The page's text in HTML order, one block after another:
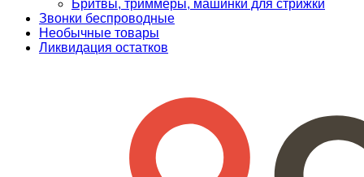
Бритвы, триммеры, машинки для стрижки
Звонки беспроводные
Необычные товары
Ликвидация остатков